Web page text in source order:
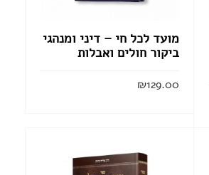
מועד לכל חי – דיני ומנהגי
ביקור חולים ואבלות
₪129.00
אומנות יהודית עכשווית